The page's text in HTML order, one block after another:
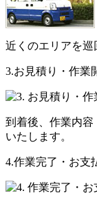
近くのエリアを巡
3.お見積り・作業
到着後、作業内
いたします。
4.作業完了・お支